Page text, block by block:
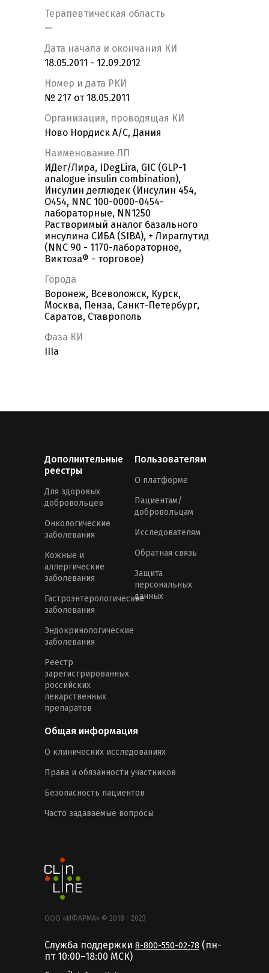
Терапевтическая область
—
Дата начала и окончания КИ
18.05.2011 - 12.09.2012
Номер и дата РКИ
№ 217 от 18.05.2011
Организация, проводящая КИ
Ново Нордиск А/С, Дания
Наименование ЛП
ИДег/Лира, IDegLira, GIC (GLP-1
analogue insulin combination),
Инсулин деглюдек (Инсулин 454,
О454, NNC 100-0000-0454-
лабораторные, NN1250
Растворимый аналог базального
инсулина СИБА (SIBA), + Лираглутид
(NNC 90 - 1170-лабораторное,
Виктоза® - торговое)
Города
Воронеж, Всеволожск, Курск,
Москва, Пенза, Санкт-Петербург,
Саратов, Ставрополь
Фаза КИ
IIIa
Дополнительные
реестры
Для здоровых
добровольцев
Онкологические
заболевания
Кожные и
аллергические
заболевания
Гастроэнтерологические
заболевания
Эндокринологические
заболевания
Реестр
зарегистрированных
российских
лекарственных
препаратов
Пользователям
О платформе
Пациентам/
добровольцам
Исследователям
Обратная связь
Защита
персональных
данных
Общая информация
О клинических исследованиях
Права и обязанности участников
Безопасность пациентов
Часто задаваемые вопросы
ООО «ИФАРМА» © 2018 - 2023
Служба поддержки 8-800-550-02-78 (пн-
пт 10:00–18:00 MCК)